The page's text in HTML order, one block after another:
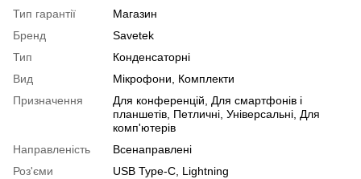
Тип гарантії
Магазин
Бренд
Savetek
Тип
Конденсаторні
Вид
Мікрофони, Комплекти
Призначення
Для конференцій, Для смартфонів і
планшетів, Петличні, Універсальні, Для
комп'ютерів
Направленість
Всенаправлені
Роз'єми
USB Type-C, Lightning